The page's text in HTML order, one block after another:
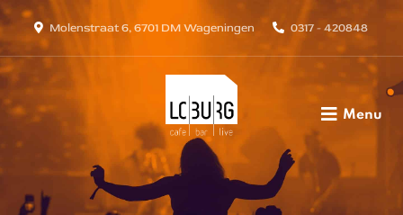
Molenstraat 6, 6701 DM Wageningen 0317 - 420848
Menu